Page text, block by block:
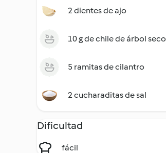
2 dientes de ajo
10 g de chile de árbol seco
5 ramitas de cilantro
2 cucharaditas de sal
Dificultad
fácil